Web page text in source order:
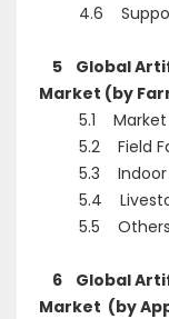
4.6 Support
5 Global
Market (by
5.1 Market
5.2 Field
5.3 Indoor
5.4
5.5 Others
6 Global
Market (by